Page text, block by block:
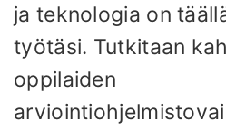
ja teknologia on
työtäsi. Tutkitaan
oppilaiden